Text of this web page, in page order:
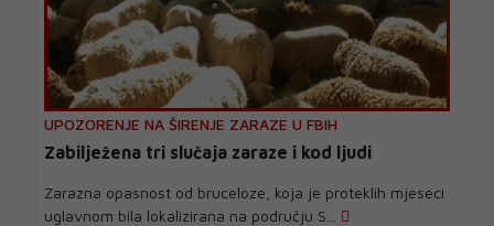
UPOZORENJE NA ŠIRENJE ZARAZE U FBIH
Zabilježena tri slučaja zaraze i kod ljudi
Zarazna opasnost od bruceloze, koja je proteklih mjeseci
uglavnom bila lokalizirana na području S...